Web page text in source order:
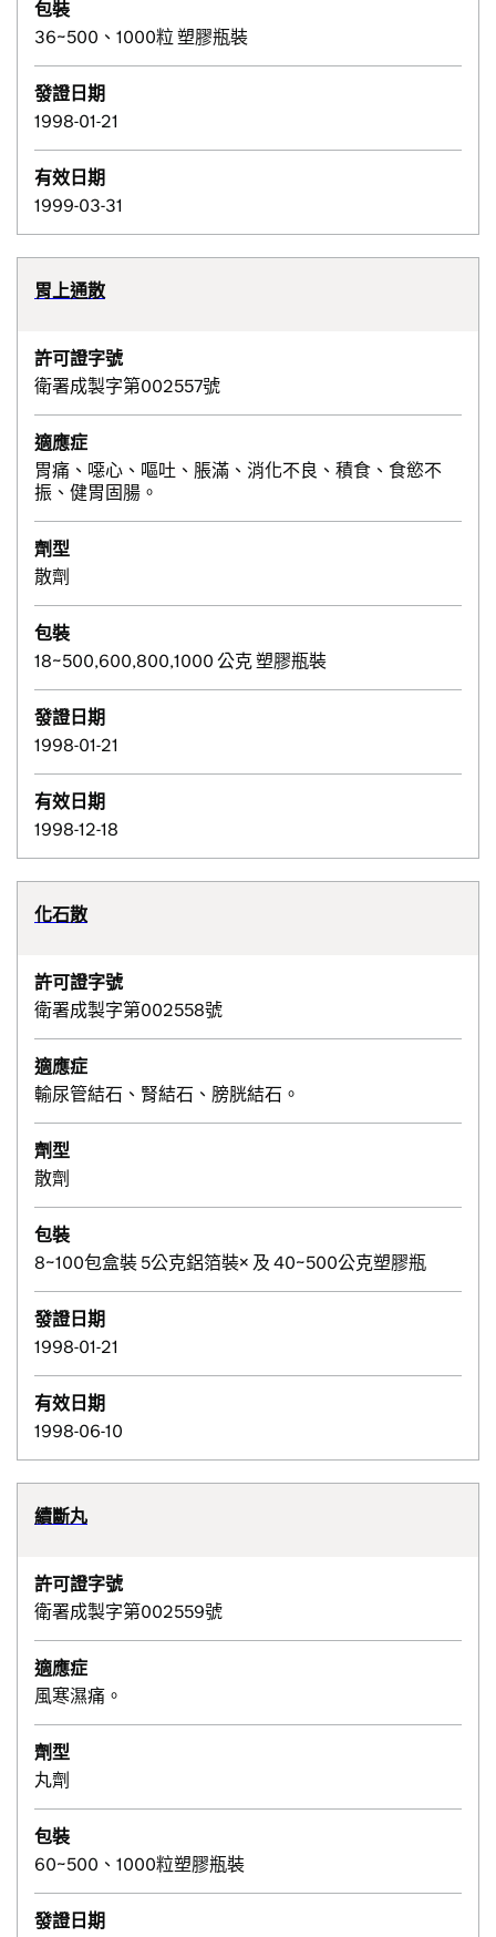
包裝
36~500、1000粒 塑膠瓶裝
發證日期
1998-01-21
有效日期
1999-03-31
胃上通散
許可證字號
衛署成製字第002557號
適應症
胃痛、噁心、嘔吐、脹滿、消化不良、積食、食慾不
振、健胃固腸。
劑型
散劑
包裝
18~500,600,800,1000 公克 塑膠瓶裝
發證日期
1998-01-21
有效日期
1998-12-18
化石散
許可證字號
衛署成製字第002558號
適應症
輸尿管結石、腎結石、膀胱結石。
劑型
散劑
包裝
8~100包盒裝 5公克鋁箔裝× 及 40~500公克塑膠瓶
發證日期
1998-01-21
有效日期
1998-06-10
續斷丸
許可證字號
衛署成製字第002559號
適應症
風寒濕痛。
劑型
丸劑
包裝
60~500、1000粒塑膠瓶裝
發證日期